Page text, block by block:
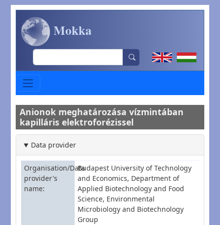
Skip to main content
Mokka
Search
Anionok meghatározása vízmintában
kapilláris elektroforézissel
Data provider
Organisation/Data
provider's
name
Budapest University of Technology
and Economics, Department of
Applied Biotechnology and Food
Science, Environmental
Microbiology and Biotechnology
Group